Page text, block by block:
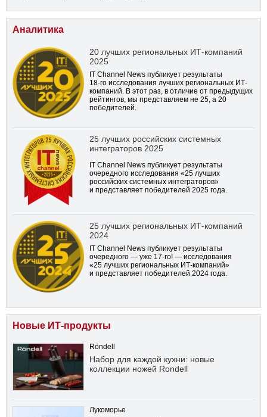
Аналитика
20 лучших региональных ИТ-компаний
2025
IT Channel News публикует результаты
18-го исследования лучших региональных ИТ-
компаний. В этот раз, в отличие от предыдущих
рейтингов, мы представляем не 25, а 20
победителей.
25 лучших российских системных
интеграторов 2025
IT Channel News публикует результаты
очередного исследования «25 лучших
российских системных интеграторов»
и представляет победителей 2025 года.
25 лучших региональных ИТ-компаний
2024
IT Channel News публикует результаты
очередного — уже 17-го! — исследования
«25 лучших региональных ИТ-компаний»
и представляет победителей 2024 года.
Новые ИТ-продукты
Röndell
Набор для каждой кухни: новые
коллекции ножей Rondell
Лукоморье